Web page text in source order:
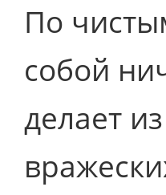
По
собой
делает